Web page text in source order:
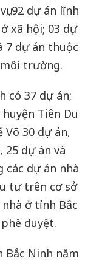
92 dự án lĩnh
xã hội; 03 dự
7 dự án thuộc
môi trường.
có 37 dự án;
Tiên Du
Võ 30 dự án,
25 dự án và
các dự án nhà
tư trên cơ sở
ở tỉnh Bắc
duyệt.
Bắc Ninh năm